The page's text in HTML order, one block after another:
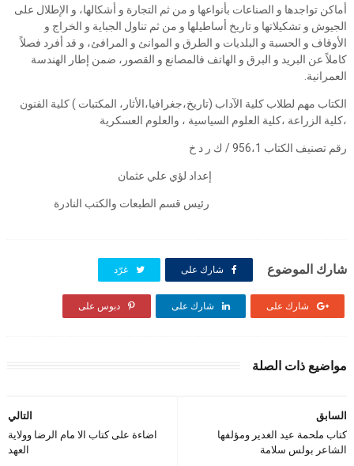
أماكن تواجدها و الصناعات بأنواعها و من ثم التجارة و أشكالها، و الإطلال على
الجيوش و تشكيلاتها و تاريخ أساطيلها و من ثم تناول الجباية و الخراج و
الأوقاف و الحسبة و البلديات و الطرق و الموانئ و المرافئ، و قد أفرد فصلاً
كاملاً عن البريد و البرق و الهاتف فالمصانع و القصور، ضمن إطار الهندسة
العمرانية.
الكتاب مهم لطلاب كلية الآداب (تاريخ،جغرافيا،الأثار، المكتبات ) كلية الفنون
،كلية الزراعة ،كلية العلوم السياسية ، والعلوم العسكرية
رقم تصنيف الكتاب 956،1 / ك ر د خ
إعداد لؤي علي عثمان
رئيس قسم الطبعات والكتب النادرة
شارك الموضوع شارك على غرّد
شارك على شارك على دبوس على
مواضيع ذات الصلة
التالي
اضاءة على كتاب الا مام الرضا وولاية
العهد
السابق
كتاب ملحمة عيد الغدير ومؤلفها
الشاعر بولس سلامة